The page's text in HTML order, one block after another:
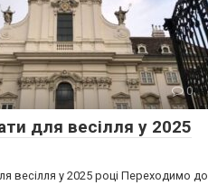
0
для весілля у 2025
весілля у 2025 році Переходимо до